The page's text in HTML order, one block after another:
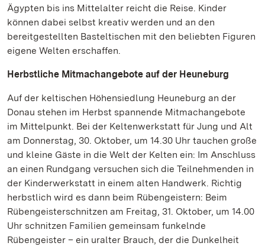
Ägypten bis ins Mittelalter reicht die Reise. Kinder
können dabei selbst kreativ werden und an den
bereitgestellten Basteltischen mit den beliebten Figuren
eigene Welten erschaffen.
Herbstliche Mitmachangebote auf der Heuneburg
Auf der keltischen Höhensiedlung Heuneburg an der
Donau stehen im Herbst spannende Mitmachangebote
im Mittelpunkt. Bei der Keltenwerkstatt für Jung und Alt
am Donnerstag, 30. Oktober, um 14.30 Uhr tauchen große
und kleine Gäste in die Welt der Kelten ein: Im Anschluss
an einen Rundgang versuchen sich die Teilnehmenden in
der Kinderwerkstatt in einem alten Handwerk. Richtig
herbstlich wird es dann beim Rübengeistern: Beim
Rübengeisterschnitzen am Freitag, 31. Oktober, um 14.00
Uhr schnitzen Familien gemeinsam funkelnde
Rübengeister – ein uralter Brauch, der die Dunkelheit